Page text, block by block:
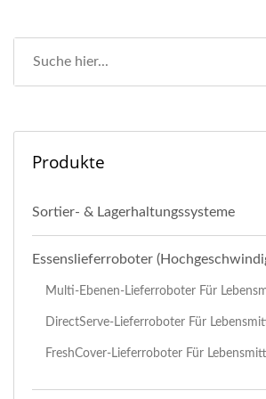
Produkte
Sortier- & Lagerhaltungssysteme
Essenslieferroboter
Multi-Ebenen-Lieferroboter Für
DirectServe-Lieferroboter Für
FreshCover-Lieferroboter Für